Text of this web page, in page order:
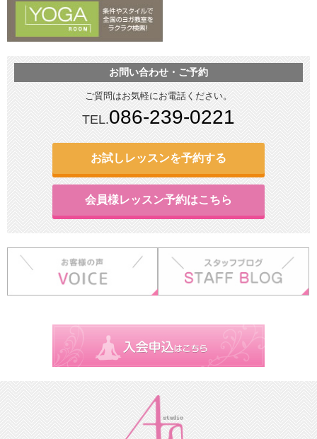
お問い合わせ・ご予約
ご質問はお気軽にお電話ください。
TEL.086-239-0221
お試しレッスンを予約する
会員様レッスン予約はこちら